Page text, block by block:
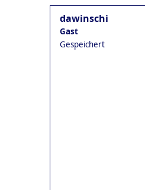
dawinschi
Gast
Gespeichert